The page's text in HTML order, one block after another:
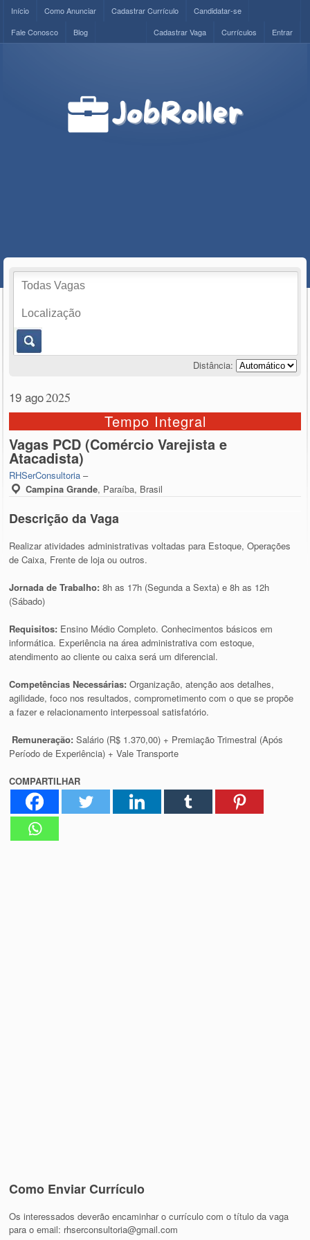
Início Como Anunciar Cadastrar Currículo
Candidatar-se
Fale Conosco
Blog Entrar
Currículos
Cadastrar Vaga
Distância:
19 ago2025
Tempo Integral
Vagas PCD (Comércio Varejista e
Atacadista)
RHSerConsultoria –
Campina Grande, Paraíba, Brasil
Descrição da Vaga
Realizar atividades administrativas voltadas para Estoque, Operações
de Caixa, Frente de loja ou outros.
Jornada de Trabalho:8h as 17h (Segunda a Sexta) e 8h as 12h
(Sábado)
Requisitos: Ensino Médio Completo. Conhecimentos básicos em
informática. Experiência na área administrativa com estoque,
atendimento ao cliente ou caixa será um diferencial.
Competências Necessárias: Organização, atenção aos detalhes,
agilidade, foco nos resultados, comprometimento com o que se propõe
a fazer e relacionamento interpessoal satisfatório.
Remuneração: Salário (R$ 1.370,00) + Premiação Trimestral (Após
Período de Experiência) + Vale Transporte
COMPARTILHAR
Como Enviar Currículo
Os interessados deverão encaminhar o currículo com o título da vaga
para o email: rhserconsultoria@gmail.com